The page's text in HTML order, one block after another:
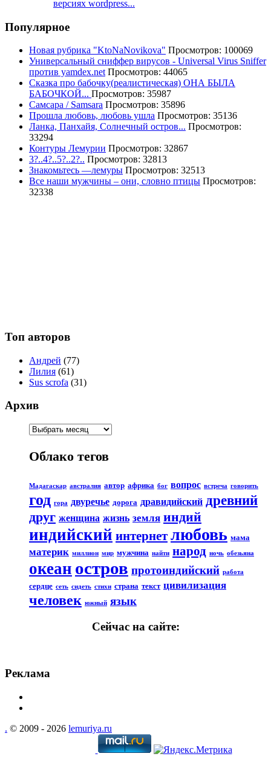
версиях wordpress...
Популярное
Новая рубрика "KtoNaNovikova" Просмотров: 100069
Универсальный сниффер вирусов - Universal Virus Sniffer
против yamdex.net Просмотров: 44065
Сказка про бабочку(реалистическая) ОНА БЫЛА
БАБОЧКОЙ... Просмотров: 35987
Самсара / Samsara Просмотров: 35896
Прошла любовь, любовь ушла Просмотров: 35136
Ланка, Панхайя, Солнечный остров... Просмотров:
33294
Контуры Лемурии Просмотров: 32867
3?..4?..5?..2?.. Просмотров: 32813
Знакомьтесь —лемуры Просмотров: 32513
Все наши мужчины – они, словно птицы Просмотров:
32338
Топ авторов
Андрей (77)
Лилия (61)
Sus scrofa (31)
Архив
Облако тегов
Мадагаскар австралия автор африка бог вопрос встреча говорить
год гора двуречье дорога дравидийский древний
друг женщина жизнь земля индий
индийский интернет любовь мама
материк миллион мир мужчина найти народ ночь обезьяна
океан остров протоиндийский работа
сердце сеть сидеть стихи страна текст цивилизация
человек южный язык
Сейчас на сайте:
Реклама
. © 2009 - 2026 lemuriya.ru